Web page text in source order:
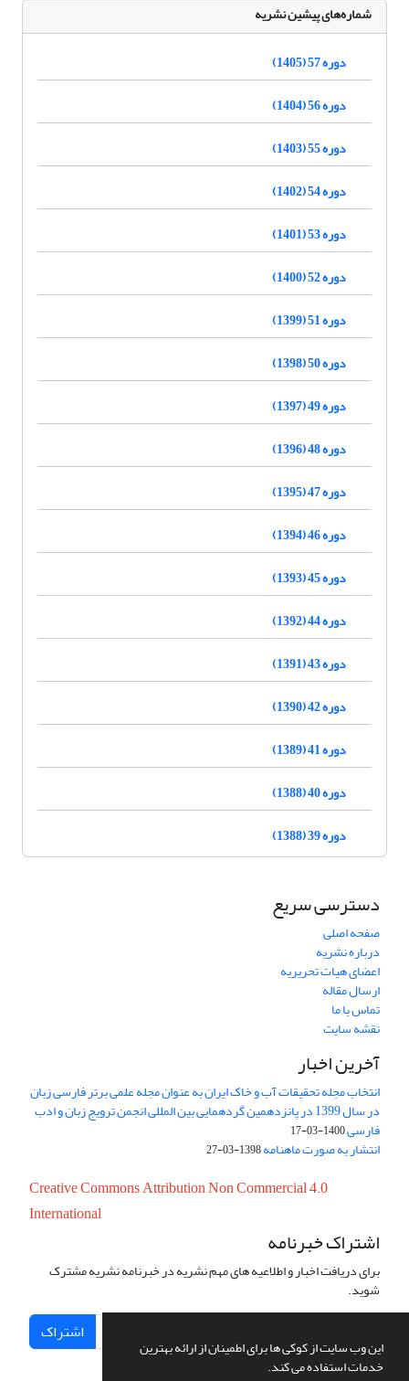
این وب سایت از کوکی ها برای اطمینان از ارائه بهترین
خدمات استفاده می کند.
شماره‌های پیشین نشریه
دوره 57 (1405)
دوره 56 (1404)
دوره 55 (1403)
دوره 54 (1402)
دوره 53 (1401)
دوره 52 (1400)
دوره 51 (1399)
دوره 50 (1398)
دوره 49 (1397)
دوره 48 (1396)
دوره 47 (1395)
دوره 46 (1394)
دوره 45 (1393)
دوره 44 (1392)
دوره 43 (1391)
دوره 42 (1390)
دوره 41 (1389)
دوره 40 (1388)
دوره 39 (1388)
دسترسی سریع
صفحه اصلی
درباره نشریه
اعضای هیات تحریریه
ارسال مقاله
تماس با ما
نقشه سایت
آخرین اخبار
انتخاب مجله تحقیقات آب و خاک ایران به عنوان مجله علمی برتر فارسی زبان
در سال 1399 در پانزدهمین گردهمایی بین المللی انجمن ترویج زبان و ادب
فارسی1400-03-17
انتشار به صورت ماهنامه1398-03-27
Creative Commons Attribution Non Commercial 4.0
International
اشتراک خبرنامه
برای دریافت اخبار و اطلاعیه های مهم نشریه در خبرنامه نشریه مشترک
شوید.
اشتراک